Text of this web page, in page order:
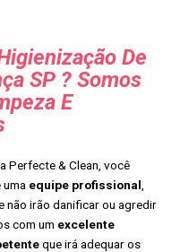
De
SP ? Somos
E
Perfecte & Clean, você
equipe profissional
não irão danificar ou agredir
com um excelente
que irá adequar os